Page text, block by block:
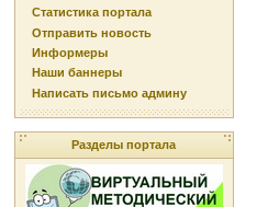
Статистика портала
Отправить новость
Информеры
Наши баннеры
Написать письмо админу
Разделы портала